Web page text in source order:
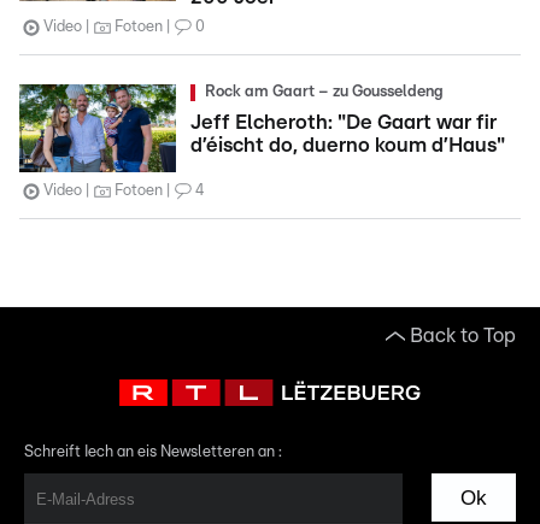
Video Fotoen 0
Rock am Gaart – zu Gousseldeng
Jeff Elcheroth: "De Gaart war fir
d’éischt do, duerno koum d’Haus"
Video Fotoen 4
Back to Top
Schreift Iech an eis Newsletteren an :
Ok